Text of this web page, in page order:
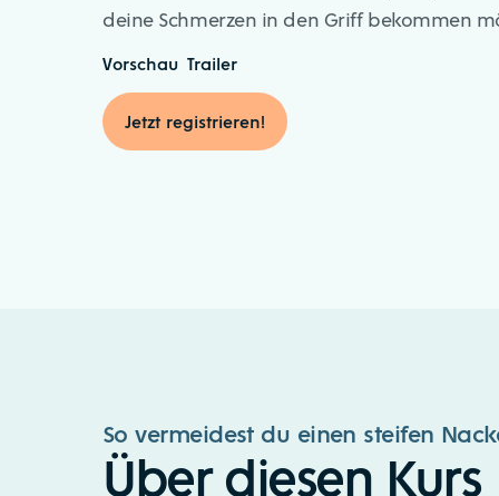
deine Schmerzen in den Griff bekommen
Vorschau Trailer
Jetzt registrieren!
So vermeidest du einen steifen
Über diesen Kurs